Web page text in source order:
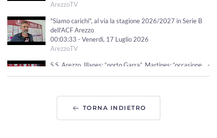
ArezzoTV
"Siamo carichi", al via la stagione 2026/2027 in Serie B
dell'ACF Arezzo
00:03:33 - Venerdì, 17 Luglio 2026
ArezzoTV
S.S. Arezzo. Illanes: “porto Garra”. Martines: “occasione
La storia di Raffaele Ciurnelli, dal Tennis Giotto a
Wimbledon con Sinner
TORNA INDIETRO